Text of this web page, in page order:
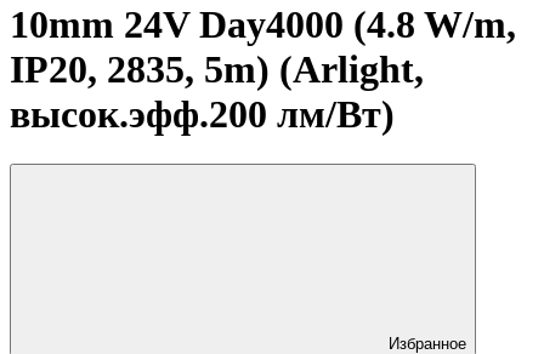
10mm 24V Day4000 (4.8 W/m,
IP20, 2835, 5m) (Arlight,
высок.эфф.200 лм/Вт)
Избранное